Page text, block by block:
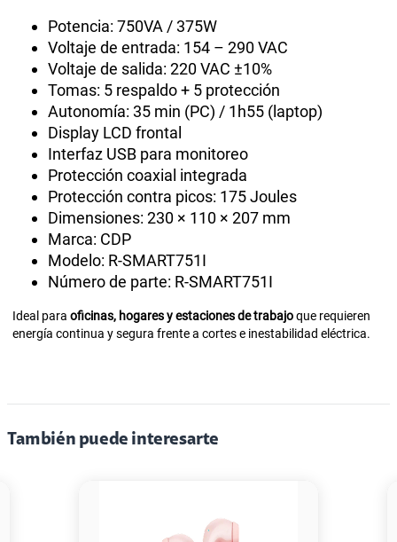
Potencia: 750VA / 375W
Voltaje de entrada: 154 – 290 VAC
Voltaje de salida: 220 VAC ±10%
Tomas: 5 respaldo + 5 protección
Autonomía: 35 min (PC) / 1h55 (laptop)
Display LCD frontal
Interfaz USB para monitoreo
Protección coaxial integrada
Protección contra picos: 175 Joules
Dimensiones: 230 × 110 × 207 mm
Marca: CDP
Modelo: R-SMART751I
Número de parte: R-SMART751I
Ideal para oficinas, hogares y estaciones de trabajoque requieren
energía continua y segura frente a cortes e inestabilidad eléctrica.
También puede interesarte